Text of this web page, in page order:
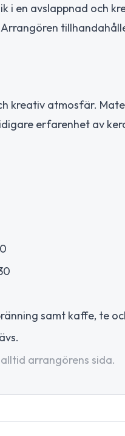
i en avslappnad och
kreativ atmosfär.
erfarenhet av
samt kaffe, te
arrangörens sida.